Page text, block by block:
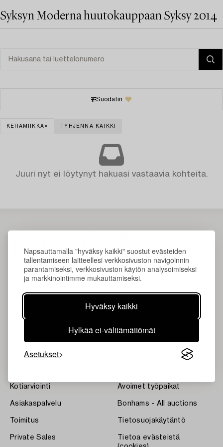
Napsauttamalla "hyväksy kaikki" suostut evästeiden
tallentamiseen laitteellesi verkkosivuston navigoinnin
parantamiseksi, verkkosivuston käytön analysoimiseksi
ja markkinointimme mukauttamiseksi.
Hyväksy kaikki
Hylkää ei-välttämättömät
Asetukset
Syksyn Moderna huutokauppaan Syksy 2014
Suodatin
KERAMIIKKA TYHJENNÄ KAIKKI
Juuri nyt ei löytynyt hakuasi vastaavia kohteita.
Tulokset
Kotiarviointi
Asiakaspalvelu
Toimitus
Private Sales
Ehdot
Bukipedia
Systembolaget's Wine and
Avoimet työpaikat
Bonhams - All auctions
Tietosuojakäytäntö
Tietoa evästeistä